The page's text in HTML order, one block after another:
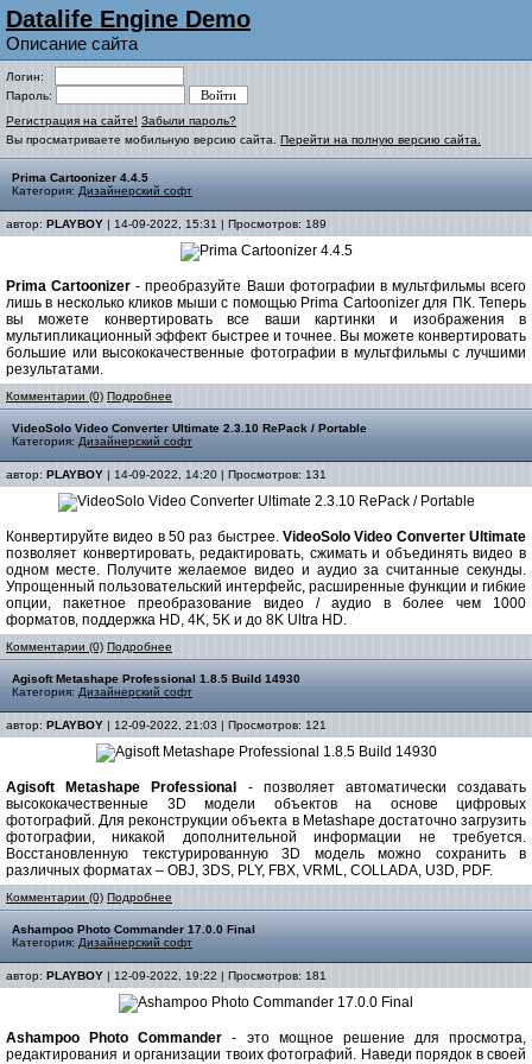
Datalife Engine Demo
Описание сайта
Логин:
Пароль:
Регистрация на сайте! Забыли пароль?
Вы просматриваете мобильную версию сайта. Перейти на полную версию сайта.
Prima Cartoonizer 4.4.5
Категория: Дизайнерский софт
автор: PLAYBOY | 14-09-2022, 15:31 | Просмотров: 189
Prima Cartoonizer - преобразуйте Ваши фотографии в мультфильмы всего
лишь в несколько кликов мыши с помощью Prima Cartoonizer для ПК. Теперь
вы можете конвертировать все ваши картинки и изображения в
мультипликационный эффект быстрее и точнее. Вы можете конвертировать
большие или высококачественные фотографии в мультфильмы с лучшими
результатами.
Комментарии (0) Подробнее
VideoSolo Video Converter Ultimate 2.3.10 RePack / Portable
Категория: Дизайнерский софт
автор: PLAYBOY | 14-09-2022, 14:20 | Просмотров: 131
Конвертируйте видео в 50 раз быстрее. VideoSolo Video Converter Ultimate
позволяет конвертировать, редактировать, сжимать и объединять видео в
одном месте. Получите желаемое видео и аудио за считанные секунды.
Упрощенный пользовательский интерфейс, расширенные функции и гибкие
опции, пакетное преобразование видео / аудио в более чем 1000
форматов, поддержка HD, 4K, 5K и до 8K Ultra HD.
Комментарии (0) Подробнее
Agisoft Metashape Professional 1.8.5 Build 14930
Категория: Дизайнерский софт
автор: PLAYBOY | 12-09-2022, 21:03 | Просмотров: 121
Agisoft Metashape Professional
- позволяет автоматически создавать
высококачественные 3D модели объектов на основе цифровых
фотографий. Для реконструкции объекта в Metashape достаточно загрузить
фотографии, никакой дополнительной информации не требуется.
Восстановленную текстурированную 3D модель можно сохранить в
различных форматах – OBJ, 3DS, PLY, FBX, VRML, COLLADA, U3D, PDF.
Комментарии (0) Подробнее
Ashampoo Photo Commander 17.0.0 Final
Категория: Дизайнерский софт
автор: PLAYBOY | 12-09-2022, 19:22 | Просмотров: 181
Ashampoo Photo Commander - это мощное решение для просмотра,
редактирования и организации твоих фотографий. Наведи порядок в своей